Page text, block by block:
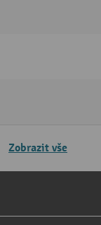
Zobrazit vše